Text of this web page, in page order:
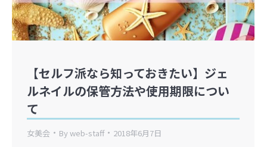
【セルフ派なら知っておきたい】ジェ
ルネイルの保管方法や使用期限につい
て
女美会 Byweb-staff 2018年6月7日